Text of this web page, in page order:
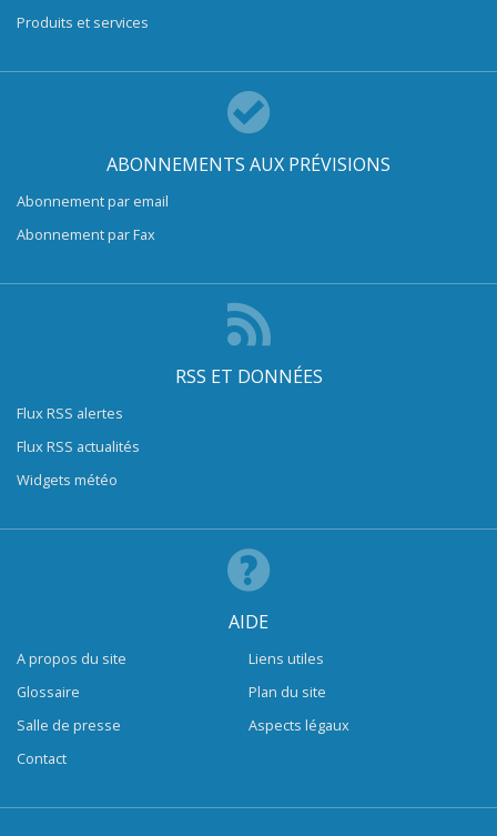
Produits et services
ABONNEMENTS AUX PRÉVISIONS
Abonnement par email
Abonnement par Fax
RSS ET DONNÉES
Flux RSS alertes
Flux RSS actualités
Widgets météo
AIDE
A propos du site
Glossaire
Salle de presse
Contact
Liens utiles
Plan du site
Aspects légaux